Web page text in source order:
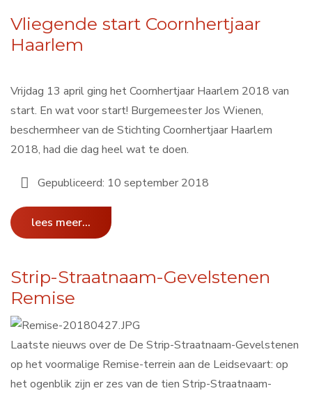
Vliegende start Coornhertjaar
Haarlem
Vrijdag 13 april ging het Coornhertjaar Haarlem 2018 van
start. En wat voor start! Burgemeester Jos Wienen,
beschermheer van de Stichting Coornhertjaar Haarlem
2018, had die dag heel wat te doen.
Gepubliceerd: 10 september 2018
lees meer...
Strip-Straatnaam-Gevelstenen
Remise
Laatste nieuws over de De Strip-Straatnaam-Gevelstenen
op het voormalige Remise-terrein aan de Leidsevaart: op
het ogenblik zijn er zes van de tien Strip-Straatnaam-